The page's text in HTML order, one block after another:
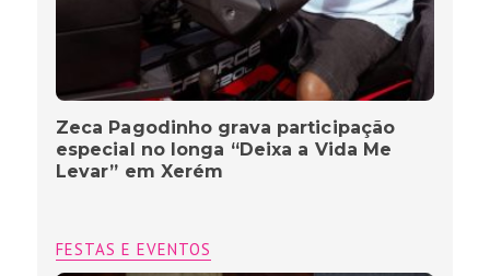
Zeca Pagodinho grava participação
especial no longa “Deixa a Vida Me
Levar” em Xerém
FESTAS E EVENTOS